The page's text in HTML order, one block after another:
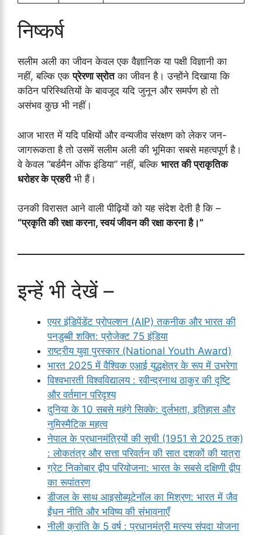
निष्कर्ष
सलीम अली का जीवन केवल एक वैज्ञानिक या पक्षी विज्ञानी का
नहीं, बल्कि एकप्रेरणा स्रोतका जीवन है। उन्होंने दिखाया कि
कठिन परिस्थितियों के बावजूद यदि जुनून और समर्पण हो तो
असंभव कुछ भी नहीं।
आज भारत में यदि पक्षियों और वन्यजीव संरक्षण को लेकर जन-
जागरूकता है तो उसमें सलीम अली की भूमिका सबसे महत्वपूर्ण है।
वे केवल “बर्डमैन ऑफ इंडिया” नहीं, बल्कि भारत की प्राकृतिक
धरोहर के प्रहरीभी हैं।
उनकी विरासत आने वाली पीढ़ियों को यह संदेश देती है कि –
“प्रकृति की रक्षा करना, स्वयं जीवन की रक्षा करना है।”
इन्हें भी देखें –
एयर इंडिपेंडेंट प्रोपल्शन (AIP) तकनीक और भारत की
पनडुब्बी शक्ति: प्रोजेक्ट 75 इंडिया
राष्ट्रीय युवा पुरस्कार (National Youth Award)
भारत 2025 में वैश्विक एआई युद्धक्षेत्र के रूप में उभरेगा
विश्वभारती विश्वविद्यालय : रवीन्द्रनाथ ठाकुर की दृष्टि
और वर्तमान परिदृश्य
दुनिया के 10 सबसे महंगे सिक्के: दुर्लभता, इतिहास और
नुमिस्मैटिक महत्व
नेपाल के प्रधानमंत्रियों की सूची (1951 से 2025 तक)
: लोकतंत्र और सत्ता परिवर्तन की सात दशकों की यात्रा
ग्रेट निकोबार द्वीप परियोजना: भारत के सबसे दक्षिणी द्वीप
का रूपांतरण
डीजल के साथ आइसोब्यूटेनॉल का मिश्रण: भारत में जैव
ईंधन नीति और भविष्य की संभावनाएँ
नीली क्रांति के 5 वर्ष : प्रधानमंत्री मत्स्य संपदा योजना